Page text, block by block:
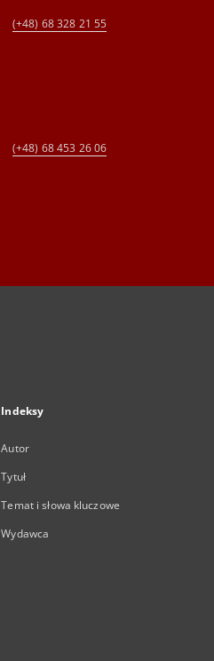
(+48) 68 328 21 55
(+48) 68 453 26 06
Indeksy
Autor
Tytuł
Temat i słowa kluczowe
Wydawca